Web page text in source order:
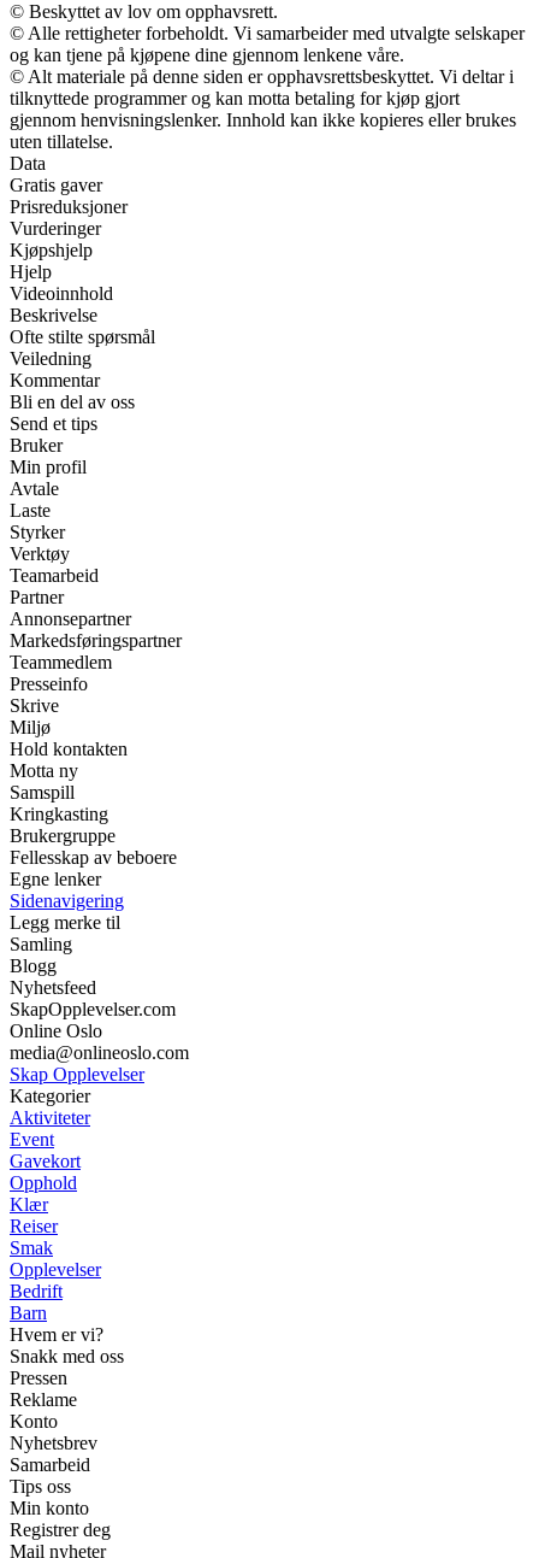
© Beskyttet av lov om opphavsrett.
© Alle rettigheter forbeholdt. Vi samarbeider med utvalgte selskaper
og kan tjene på kjøpene dine gjennom lenkene våre.
© Alt materiale på denne siden er opphavsrettsbeskyttet. Vi deltar i
tilknyttede programmer og kan motta betaling for kjøp gjort
gjennom henvisningslenker. Innhold kan ikke kopieres eller brukes
uten tillatelse.
Data
Gratis gaver
Prisreduksjoner
Vurderinger
Kjøpshjelp
Hjelp
Videoinnhold
Beskrivelse
Ofte stilte spørsmål
Veiledning
Kommentar
Bli en del av oss
Send et tips
Bruker
Min profil
Avtale
Laste
Styrker
Verktøy
Teamarbeid
Partner
Annonsepartner
Markedsføringspartner
Teammedlem
Presseinfo
Skrive
Miljø
Hold kontakten
Motta ny
Samspill
Kringkasting
Brukergruppe
Fellesskap av beboere
Egne lenker
Sidenavigering
Legg merke til
Samling
Blogg
Nyhetsfeed
SkapOpplevelser.com
Online Oslo
media@onlineoslo.com
Skap Opplevelser
Kategorier
Aktiviteter
Event
Gavekort
Opphold
Klær
Reiser
Smak
Opplevelser
Bedrift
Barn
Hvem er vi?
Snakk med oss
Pressen
Reklame
Konto
Nyhetsbrev
Samarbeid
Tips oss
Min konto
Registrer deg
Mail nyheter